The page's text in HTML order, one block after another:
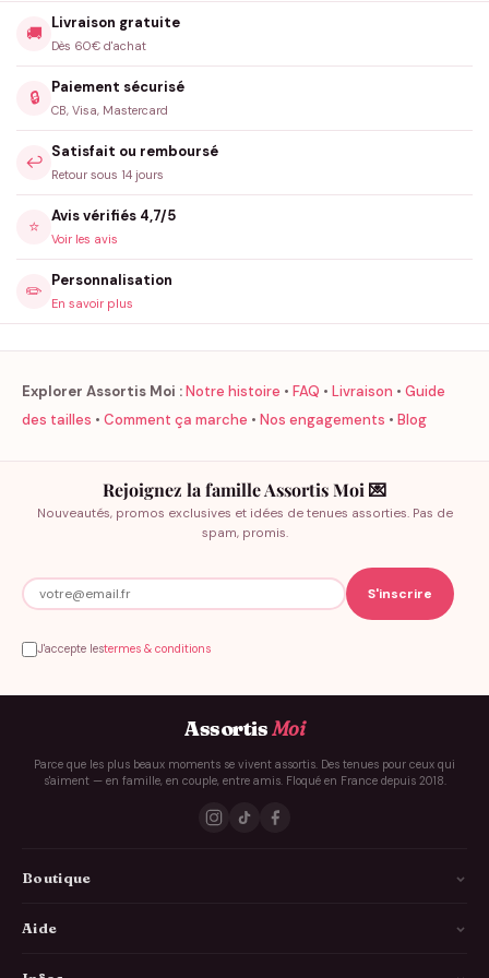
🚚
Livraison gratuite
Dès 60€ d'achat
🔒
Paiement sécurisé
CB, Visa, Mastercard
↩️
Satisfait ou remboursé
Retour sous 14 jours
⭐
Avis vérifiés 4,7/5
Voir les avis
✏️
Personnalisation
En savoir plus
Explorer Assortis Moi :Notre histoire • FAQ • Livraison • Guide
des tailles • Comment ça marche • Nos engagements • Blog
Rejoignez la famille Assortis Moi 💌
Nouveautés, promos exclusives et idées de tenues assorties. Pas de
spam, promis.
J'accepte lestermes & conditions
AssortisMoi
Parce que les plus beaux moments se vivent assortis. Des tenues pour ceux qui
s'aiment — en famille, en couple, entre amis. Floqué en France depuis 2018.
Boutique
Aide